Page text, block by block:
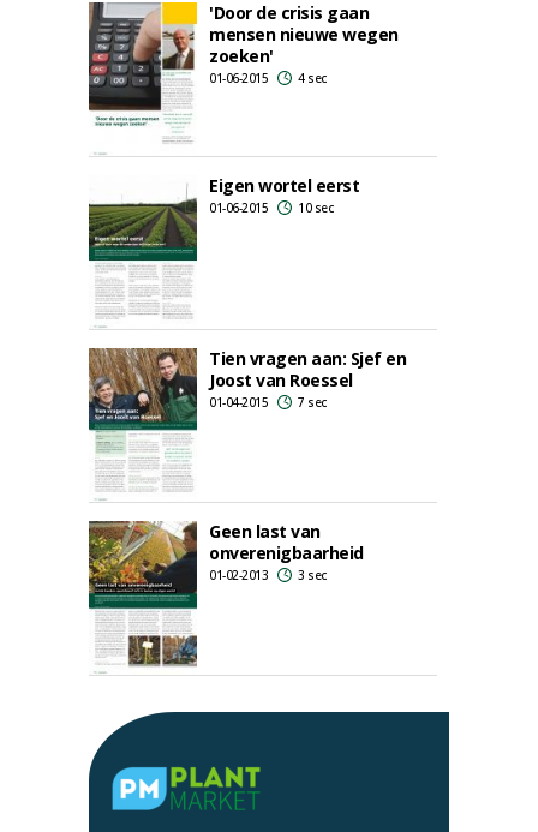
'Door de crisis gaan
mensen nieuwe wegen
zoeken'
01-06-2015 4 sec
Eigen wortel eerst
01-06-2015 10 sec
Tien vragen aan: Sjef en
Joost van Roessel
01-04-2015 7 sec
Geen last van
onverenigbaarheid
01-02-2013 3 sec